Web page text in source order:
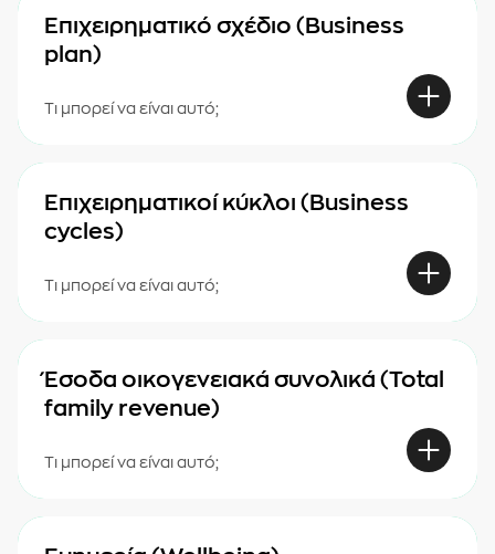
Επιχειρηματικό σχέδιο (Business
plan)
Τι μπορεί να είναι αυτό;
Επιχειρηματικοί κύκλοι (Business
cycles)
Τι μπορεί να είναι αυτό;
Έσοδα οικογενειακά συνολικά (Total
family revenue)
Τι μπορεί να είναι αυτό;